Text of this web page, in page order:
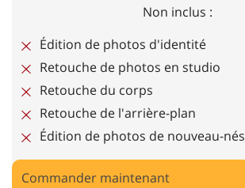
Non inclus :
Édition de photos d'identité
Retouche de photos en studio
Retouche du corps
Retouche de l'arrière-plan
Édition de photos de nouveau-nés
Commander maintenant